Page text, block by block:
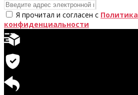
Я прочитал и согласен с Политика
конфиденциальности